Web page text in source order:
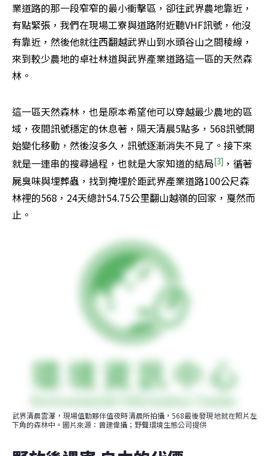
業道路的那一段窄窄的最小衝擊區，卻往武界農地靠近，
有點緊張，我們在現場工寮與道路附近聽VHF訊號，他沒
有靠近，然後他就往西翻越武界山到水頭谷山之間稜線，
來到較少農地的卓社林道與武界產業道路這一區的天然森
林。
這一區天然森林，也是原本希望他可以穿越最少農地的區
域，夜間訊號穩定的休息著，隔天清晨5點多，568訊號開
始變化移動，然後沒多久，訊號逐漸消失不見了。接下來
就是一連串的搜尋過程，也就是大家知道的結局[3] ，循著
屍臭味與埋葬蟲，找到掩埋於距武界產業道路100公尺森
林裡的568，24天總計54.75公里翻山越嶺的回家，戛然而
止。
武界清晨雲瀑，現場值勤夥伴值夜時清晨所拍攝，568最後發現地就在照片左
下角的森林中。圖片來源：曾建偉攝；野聲環境生態公司提供